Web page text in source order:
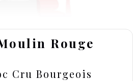
Rouge
Cru Bourgeois